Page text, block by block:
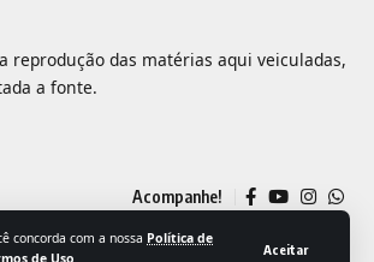
concorda com a nossa Política de
de Uso
Aceitar
reprodução das matérias aqui veiculadas,
a fonte.
Acompanhe!